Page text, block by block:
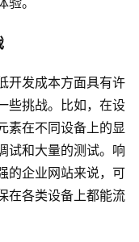
开发成本方面具有许
些挑战。比如，在设
素在不同设备上的显
试和大量的测试。响
的企业网站来说，可
在各类设备上都能流